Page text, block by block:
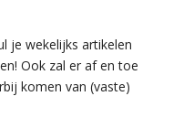
je wekelijks artikelen
Ook zal er af en toe
komen van (vaste)